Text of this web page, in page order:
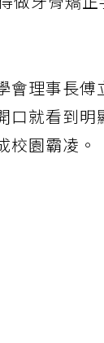
做牙骨矯
理事長傅
口就看到
園霸凌。